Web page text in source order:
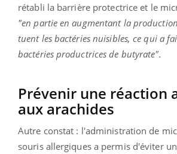
rétabli la barrière protectrice et le
"en partie en augmentant la
tuent les bactéries nuisibles, ce qui a
bactéries productrices de butyrate".
Prévenir une réaction
aux arachides
Autre constat : l'administration de
souris allergiques a permis d'éviter